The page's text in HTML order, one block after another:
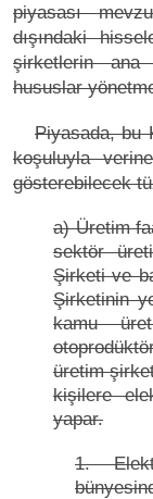
piyasası
dışındaki
şirketlerin ana
hususlar
Piyasada, bu
koşuluyla
gösterebilecek
a) Üretim
sektör
Şirketi ve
Şirketinin
kamu
üretim
kişilere
yapar.
1.